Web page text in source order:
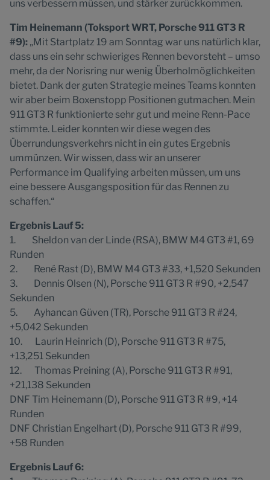
uns verbessern müssen, und stärker zurückkommen.
Tim Heinemann (Toksport WRT, Porsche 911 GT3 R
#9): „Mit Startplatz 19 am Sonntag war uns natürlich klar,
dass uns ein sehr schwieriges Rennen bevorsteht – umso
mehr, da der Norisring nur wenig Überholmöglichkeiten
bietet. Dank der guten Strategie meines Teams konnten
wir aber beim Boxenstopp Positionen gutmachen. Mein
911 GT3 R funktionierte sehr gut und meine Renn-Pace
stimmte. Leider konnten wir diese wegen des
Überrundungsverkehrs nicht in ein gutes Ergebnis
ummünzen. Wir wissen, dass wir an unserer
Performance im Qualifying arbeiten müssen, um uns
eine bessere Ausgangsposition für das Rennen zu
schaffen.“
Ergebnis Lauf 5:
1. Sheldon van der Linde (RSA), BMW M4 GT3 #1, 69
Runden
2. René Rast (D), BMW M4 GT3 #33, +1,520 Sekunden
3. Dennis Olsen (N), Porsche 911 GT3 R #90, +2,547
Sekunden
5. Ayhancan Güven (TR), Porsche 911 GT3 R #24,
+5,042 Sekunden
10. Laurin Heinrich (D), Porsche 911 GT3 R #75,
+13,251 Sekunden
12. Thomas Preining (A), Porsche 911 GT3 R #91,
+21,138 Sekunden
DNF Tim Heinemann (D), Porsche 911 GT3 R #9, +14
Runden
DNF Christian Engelhart (D), Porsche 911 GT3 R #99,
+58 Runden
Ergebnis Lauf 6: